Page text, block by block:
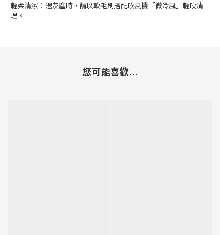
輕柔清潔：遇灰塵時，請以軟毛刷搭配吹風機「微冷風」輕吹清
理。
您可能喜歡...